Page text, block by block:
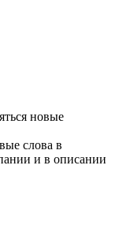
новые
слова в
и в описании